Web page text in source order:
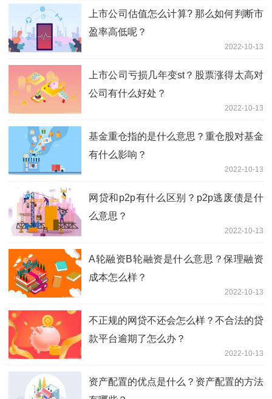
上市公司估值怎么计算? 那么如何判断市
盈率高低呢？
2022-10-13
上市公司亏损几年变st？股票涨得太高对
公司有什么好处？
2022-10-13
基金重仓指的是什么意思？重仓股对基金
有什么影响？
2022-10-13
网贷和p2p有什么区别？p2p逃废债是什
么意思？
2022-10-13
A轮融资B轮融资是什么意思？保理融资
成本怎么样？
2022-10-13
不正规的网贷不还会怎么样？不合法的贷
款平台逾期了怎么办？
2022-10-13
资产配置的优点是什么？资产配置的方法